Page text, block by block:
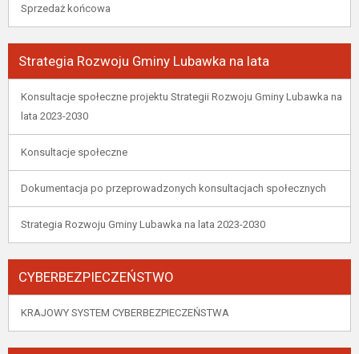
Sprzedaż końcowa
Strategia Rozwoju Gminy Lubawka na lata
Konsultacje społeczne projektu Strategii Rozwoju Gminy Lubawka na
lata 2023-2030
Konsultacje społeczne
Dokumentacja po przeprowadzonych konsultacjach społecznych
Strategia Rozwoju Gminy Lubawka na lata 2023-2030
CYBERBEZPIECZEŃSTWO
KRAJOWY SYSTEM CYBERBEZPIECZEŃSTWA